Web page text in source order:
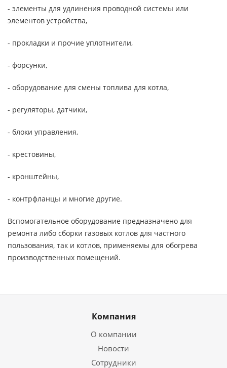
- элементы для удлинения проводной системы или
элементов устройства,
- прокладки и прочие уплотнители,
- форсунки,
- оборудование для смены топлива для котла,
- регуляторы, датчики,
- блоки управления,
- крестовины,
- кронштейны,
- контрфланцы и многие другие.
Вспомогательное оборудование предназначено для
ремонта либо сборки газовых котлов для частного
пользования, так и котлов, применяемы для обогрева
производственных помещений.
Компания
О компании
Новости
Сотрудники